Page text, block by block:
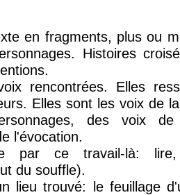
en fragments, plus ou
Histoires
rencontrées. Elles
Elles sont les voix de
des voix
l'évocation.
par ce travail-là:
du souffle).
lieu trouvé: le feuillage